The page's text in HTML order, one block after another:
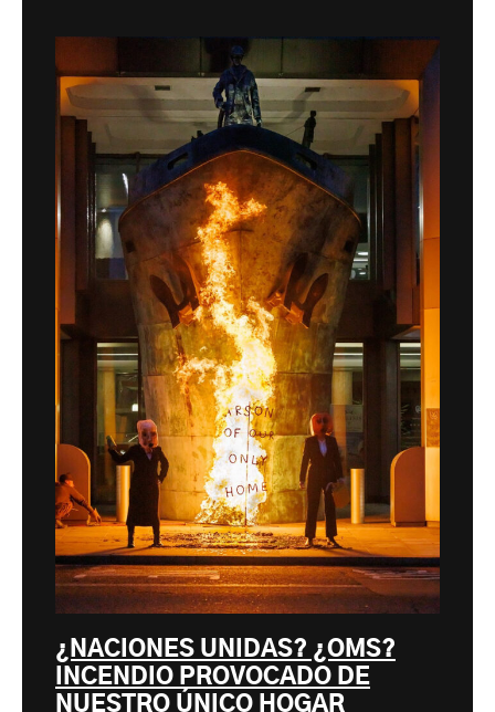
¿NACIONES UNIDAS? ¿OMS?
INCENDIO PROVOCADO DE
NUESTRO ÚNICO HOGAR